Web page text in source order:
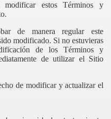
estos Términos y
de manera regular este
modificado. Si no estuvieras
de los Términos y
de utilizar el Sitio
de modificar y actualizar el